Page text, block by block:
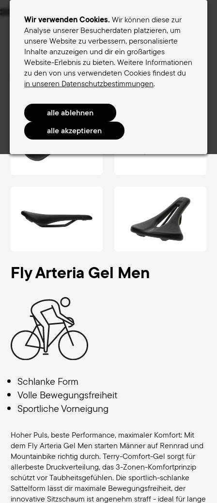
Wir verwenden Cookies. Wir können diese zur
Analyse unserer Besucherdaten platzieren, um
unsere Website zu verbessern, personalisierte
Inhalte anzuzeigen und dir ein großartiges
Website-Erlebnis zu bieten. Weitere Informationen
zu den von uns verwendeten Cookies findest du
in unseren Datenschutzbestimmungen.
Menu
Sättel für Frauen
Sättel für Männer
Terry-Sattelfinder
Sättel für Männer RaceComfort Men Fly Arteria Gel Men
Fly Arteria Gel Men
Schlanke Form
Volle Bewegungsfreiheit
Sportliche Vorneigung
Hoher Puls, beste Performance, maximaler Komfort: Mit
dem Fly Arteria Gel Men starten Männer auf Rennrad und
Mountainbike richtig durch. Terry-Comfort-Gel sorgt für
allerbeste Druckverteilung, das 3-Zonen-Komfortprinzip
schützt vor Taubheitsgefühlen. Die sportlich-schlanke
Sattelform lässt dir maximale Bewegungsfreiheit, der
innovative Sitzschaum ist angenehm straff - ideal für lange